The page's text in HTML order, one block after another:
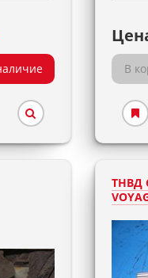
В
ТНВД